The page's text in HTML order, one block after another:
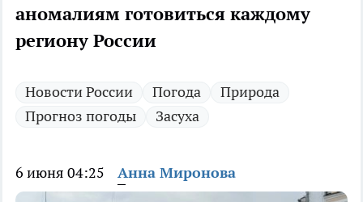
аномалиям готовиться каждому
региону России
Новости России Погода
Природа
Прогноз погоды
Засуха
6 июня 04:25 Анна Миронова